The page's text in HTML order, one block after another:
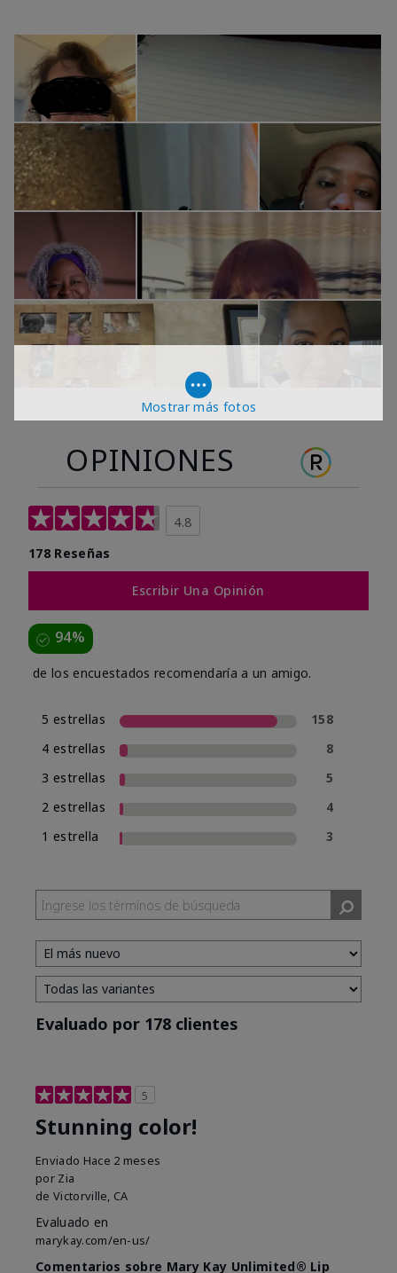
Mostrar más fotos
OPINIONES
4.8
178 Reseñas
Escribir Una Opinión
94%
de los encuestados recomendaría a un amigo.
5 estrellas
158
4 estrellas
8
3 estrellas
5
2 estrellas
4
1 estrella
3
Evaluado por 178 clientes
5
Stunning color!
Enviado Hace 2 meses
por Zia
de Victorville, CA
Evaluado en
marykay.com/en-us/
Comentarios sobre Mary Kay Unlimited® Lip